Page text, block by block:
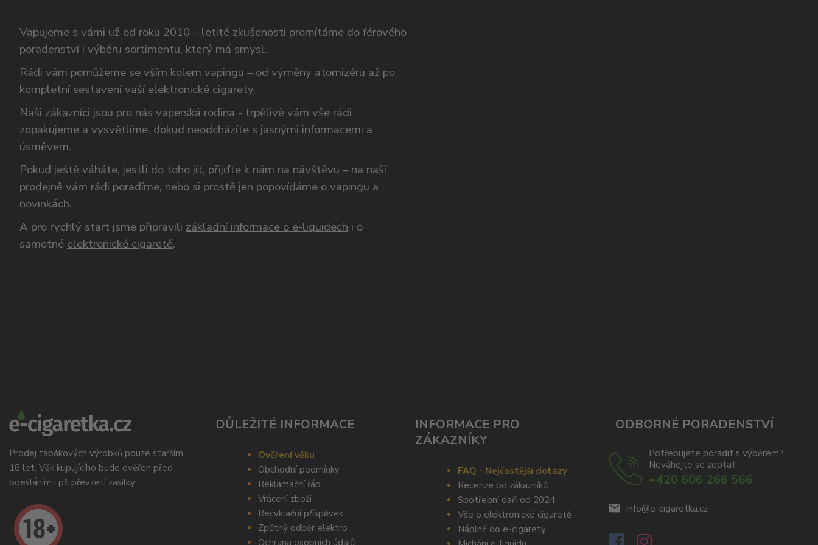
Vapujeme s vámi už od roku 2010 – letité zkušenosti promítáme do férového
poradenství i výběru sortimentu, který má smysl.
Rádi vám pomůžeme se vším kolem vapingu – od výměny atomizéru až po
kompletní sestavení vašíelektronické cigarety.
Naši zákazníci jsou pro nás vaperská rodina - trpělivě vám vše rádi
zopakujeme a vysvětlíme, dokud neodcházíte s jasnými informacemi a
úsměvem.
Pokud ještě váháte, jestli do toho jít, přijďte k nám na návštěvu – na naší
prodejně vám rádi poradíme, nebo si prostě jen popovídáme o vapingu a
novinkách.
A pro rychlý start jsme připravili základní informace o e-liquidech i o
samotnéelektronické cigaretě.
Prodej tabákových výrobků pouze starším
18 let. Věk kupujícího bude ověřen před
odesláním i při převzetí zasilky.
DŮLEŽITÉ INFORMACE
Ověření věku
Obchodní podmínky
Reklamační řád
Vrácení zboží
Recyklační příspěvek
Zpětný odběr elektro
INFORMACE PRO
ZÁKAZNÍKY
FAQ - Nejčastější dotazy
Recenze od zákazníků
Spotřební daň od 2024
Vše o elektronické cigaretě
Náplně do e-cigarety
ODBORNÉ PORADENSTVÍ
Potřebujete poradit s výběrem?
Neváhejte se zeptat
+420 606 266 566
info@e-cigaretka.cz